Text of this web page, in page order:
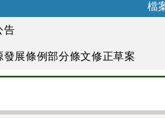
檔
告
發展條例部分條文修正草案